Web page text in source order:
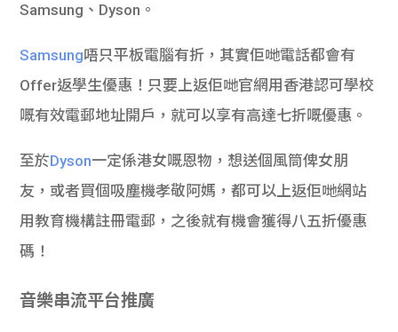
Samsung、Dyson。
Samsung唔只平板電腦有折，其實佢哋電話都會有
Offer返學生優惠！只要上返佢哋官網用香港認可學校
嘅有效電郵地址開戶，就可以享有高達七折嘅優惠。
至於Dyson一定係港女嘅恩物，想送個風筒俾女朋
友，或者買個吸塵機孝敬阿媽，都可以上返佢哋網站
用教育機構註冊電郵，之後就有機會獲得八五折優惠
碼！
音樂串流平台推廣